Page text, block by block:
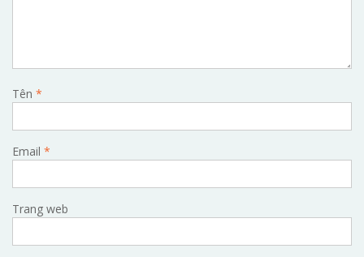
Tên *
Email *
Trang web